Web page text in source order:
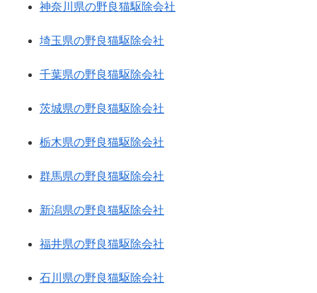
神奈川県の野良猫駆除会社
埼玉県の野良猫駆除会社
千葉県の野良猫駆除会社
茨城県の野良猫駆除会社
栃木県の野良猫駆除会社
群馬県の野良猫駆除会社
新潟県の野良猫駆除会社
福井県の野良猫駆除会社
石川県の野良猫駆除会社